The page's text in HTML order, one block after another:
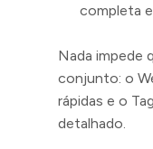
completa
Nada impede
conjunto: o
rápidas e o
detalhado.